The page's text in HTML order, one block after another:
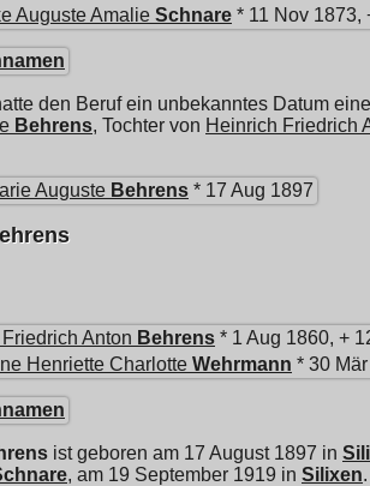
Auguste Amalie Schnare * 11 Nov 1873,
den Beruf ein unbekanntes Datum
Behrens, Tochter von Heinrich Friedrich
Auguste Behrens * 17 Aug 1897
Anton Behrens * 1 Aug 1860, +
Henriette Charlotte Wehrmann * 30
ist geboren am 17 August 1897 in
, am 19 September 1919 in Silixen.